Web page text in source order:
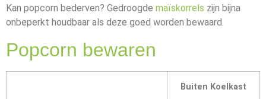
Kan popcorn bederven? Gedroogde maïskorrels zijn bijna
onbeperkt houdbaar als deze goed worden bewaard.
Popcorn bewaren
Buiten Koelkast